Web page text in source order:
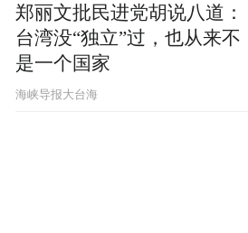
郑丽文批民进党胡说八道：
台湾没“独立”过，也从来不
是一个国家
​海峡导报大台海